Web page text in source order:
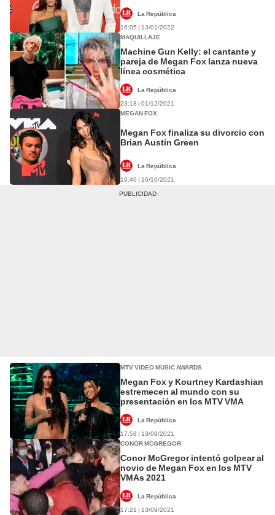
La República
16:05 | 13/01/2022
MAQUILLAJE
Machine Gun Kelly: el cantante y
pareja de Megan Fox lanza nueva
línea cosmética
La República
23:18 | 01/12/2021
MEGAN FOX
Megan Fox finaliza su divorcio con
Brian Austin Green
La República
19:46 | 16/10/2021
MTV VIDEO MUSIC AWARDS
Megan Fox y Kourtney Kardashian
estremecen al mundo con su
presentación en los MTV VMA
La República
17:58 | 13/09/2021
CONOR MCGREGOR
Conor McGregor intentó golpear al
novio de Megan Fox en los MTV
VMAs 2021
La República
17:21 | 13/09/2021